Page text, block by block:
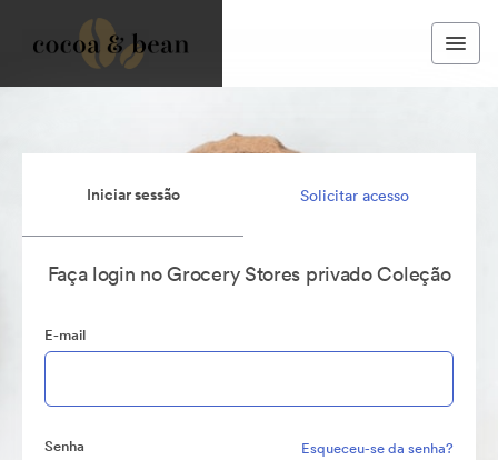
Iniciar sessão Solicitar acesso
Faça login no Grocery Stores privado Coleção
E-mail
Senha Esqueceu-se da senha?